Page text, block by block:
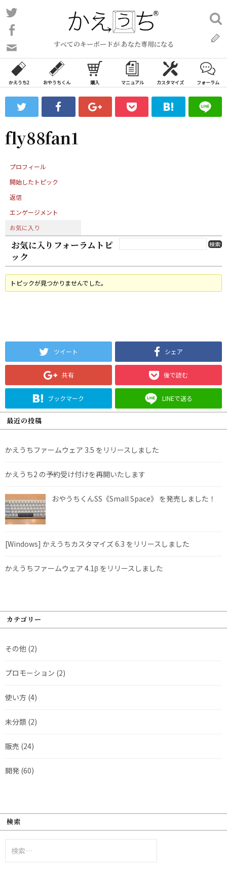
コ
ン
ン
ツ
ス
ッ
プ
すべてのキーボードが あなた専用になる
い
合
わ
フ
ォ
ム
検
索:
かえうち2 おやうちくん 購入 マニュアル カスタマイズ フォーラム
fly88fan1
プロフィール
開始したトピック
返信
エンゲージメント
お気に入り
お気に入りフォーラムトピ
ック
トピックが見つかりませんでした。
ツイート シェア
共有 後で読む
ブックマーク LINEで送る
最近の投稿
かえうちファームウェア 3.5 をリリースしました
かえうち2 の予約受け付けを再開いたします
おやうちくんSS《Small Space》 を発売しました！
[Windows] かえうちカスタマイズ 6.3 をリリースしました
かえうちファームウェア 4.1β をリリースしました
カテゴリー
その他 (2)
プロモーション (2)
使い方 (4)
未分類 (2)
販売 (24)
開発 (60)
検索
索: